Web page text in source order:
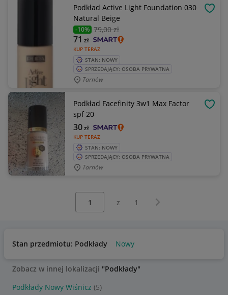
Podkład Active Light Foundation 030
Natural Beige
-10% 79,00 zł
KUP TERAZ
71 zł
STAN: NOWY
SPRZEDAJĄCY: OSOBA PRYWATNA
Tarnów
Podkład Facefinity 3w1 Max Factor
spf 20
KUP TERAZ
30zł
STAN: NOWY
SPRZEDAJĄCY: OSOBA PRYWATNA
Tarnów
z 1 Następna strona
Stan przedmiotu: Podkłady Nowy
Zobacz w innej lokalizacji "Podkłady"
Podkłady Nowy Wiśnicz (5)